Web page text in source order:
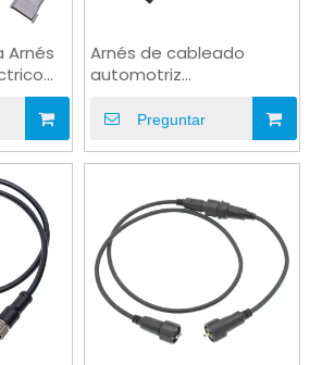
Arnés de cableado
automotriz
vivienda del enchufe de
Preguntar